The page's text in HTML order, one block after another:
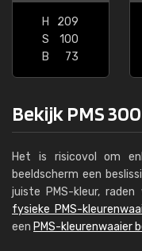
H
209
S
100
B
73
Bekijk PMS
Het is risicovol om
beeldscherm een
juiste PMS-kleur,
fysieke PMS-
een PMS-kleurenwaaier